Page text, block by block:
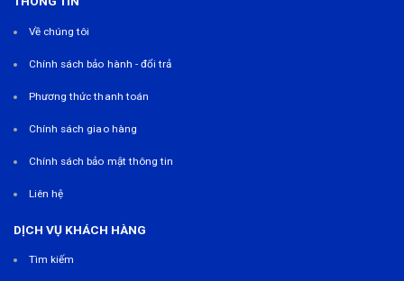
Về chúng tôi
Chính sách bảo hành - đổi trả
Phương thức thanh toán
Chính sách giao hàng
Chính sách bảo mật thông tin
Liên hệ
DỊCH VỤ KHÁCH HÀNG
Tìm kiếm